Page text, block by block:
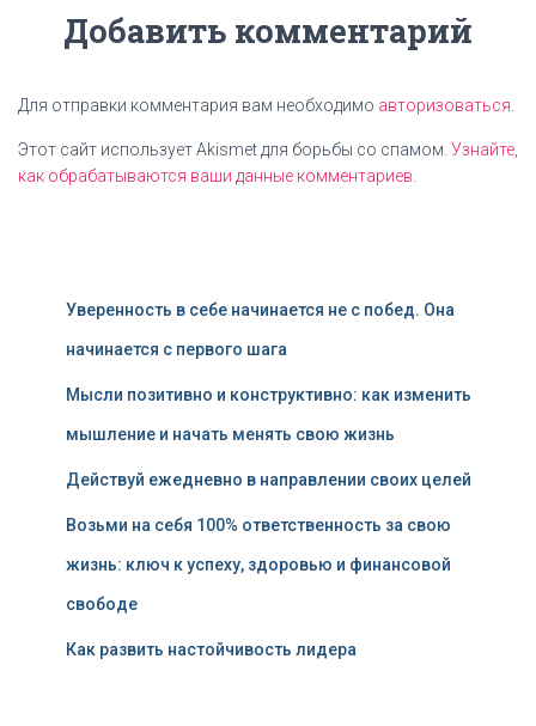
Добавить комментарий
Для отправки комментария вам необходимо авторизоваться
Этот сайт использует Akismet для борьбы со спамом. Узнайте,
как обрабатываются ваши данные комментариев
Уверенность в себе начинается не с побед. Она
начинается с первого шага
Мысли позитивно и конструктивно: как изменить
мышление и начать менять свою жизнь
Действуй ежедневно в направлении своих целей
Возьми на себя 100% ответственность за свою
жизнь: ключ к успеху, здоровью и финансовой
свободе
Как развить настойчивость лидера